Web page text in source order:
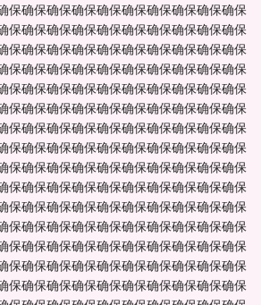
保确保确保确保确保确保确保确保确保确保
保确保确保确保确保确保确保确保确保确保
保确保确保确保确保确保确保确保确保确保
保确保确保确保确保确保确保确保确保确保
保确保确保确保确保确保确保确保确保确保
保确保确保确保确保确保确保确保确保确保
保确保确保确保确保确保确保确保确保确保
保确保确保确保确保确保确保确保确保确保
保确保确保确保确保确保确保确保确保确保
保确保确保确保确保确保确保确保确保确保
保确保确保确保确保确保确保确保确保确保
保确保确保确保确保确保确保确保确保确保
保确保确保确保确保确保确保确保确保确保
保确保确保确保确保确保确保确保确保确保
保确保确保确保确保确保确保确保确保确保